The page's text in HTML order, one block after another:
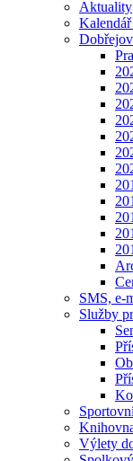
Aktuality
SMS, e-
Služby
Výlety